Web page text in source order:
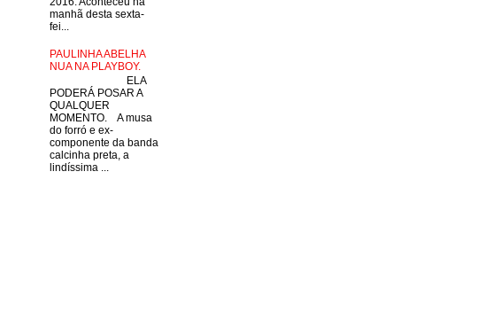
manhã desta sexta-
fei...
PAULINHA ABELHA
NUA NA PLAYBOY.
ELA
PODERÁ POSAR A
QUALQUER
MOMENTO. A musa
do forró e ex-
componente da banda
calcinha preta, a
lindíssima ...